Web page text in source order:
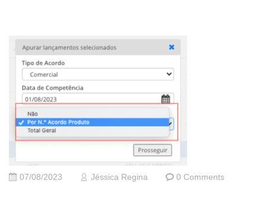
07/08/2023 Jéssica Regina 0 Comments